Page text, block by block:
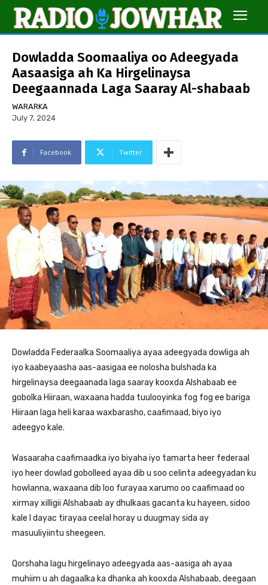
Dowladda Soomaaliya oo Adeegyada
Aasaasiga ah Ka Hirgelinaysa
Deegaannada Laga Saaray Al-shabaab
WARARKA
July 7, 2024
Facebook Twitter
Dowladda Federaalka Soomaaliya ayaa adeegyada dowliga ah
iyo kaabeyaasha aas-aasigaa ee nolosha bulshada ka
hirgelinaysa deegaanada laga saaray kooxda Alshabaab ee
gobolka Hiiraan, waxaana hadda tuulooyinka fog fog ee bariga
Hiiraan laga heli karaa waxbarasho, caafimaad, biyo iyo
adeegyo kale.
Wasaaraha caafimaadka iyo biyaha iyo tamarta heer federaal
iyo heer dowlad gobolleed ayaa dib u soo celinta adeegyadan ku
howlanna, waxaana dib loo furayaa xarumo oo caafimaad oo
xirmay xilligii Alshabaab ay dhulkaas gacanta ku hayeen, sidoo
kale l dayac tirayaa ceelal horay u duugmay sida ay
masuuliyiintu sheegeen.
Qorshaha lagu hirgelinayo adeegyada aas-aasiga ah ayaa
muhiim u ah dagaalka ka dhanka ah kooxda Alshabaab, deegaan